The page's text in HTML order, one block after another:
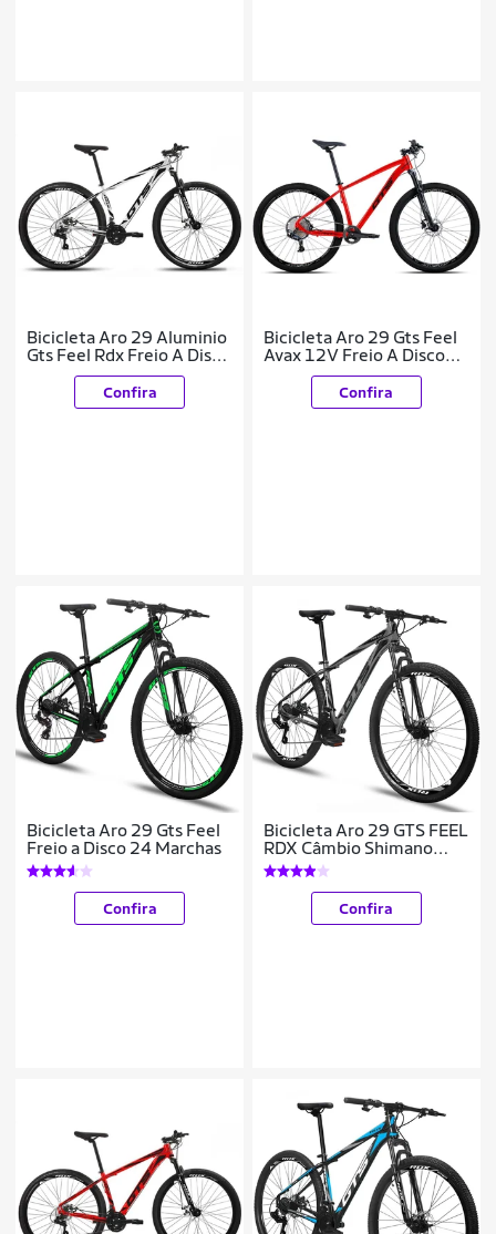
Bicicleta Aro 29 Aluminio
Gts Feel Rdx Freio A Disco
21 Marchas Shimano
Confira
Bicicleta Aro 29 Gts Feel
Avax 12V Freio A Disco
Hidráulico
Confira
Bicicleta Aro 29 Gts Feel
Freio a Disco 24 Marchas
Confira
Bicicleta Aro 29 GTS FEEL
RDX Câmbio Shimano
Freio a Disco 21 Marchas
Confira